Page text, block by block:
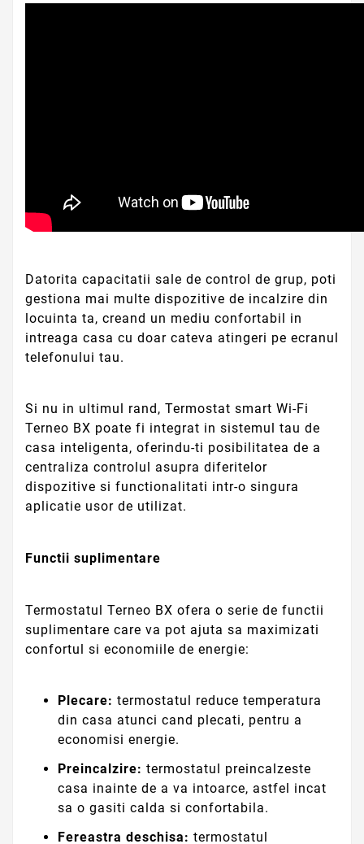
Datorita capacitatii sale de control de grup, poti
gestiona mai multe dispozitive de incalzire din
locuinta ta, creand un mediu confortabil in
intreaga casa cu doar cateva atingeri pe ecranul
telefonului tau.
Si nu in ultimul rand, Termostat smart Wi-Fi
Terneo BX poate fi integrat in sistemul tau de
casa inteligenta, oferindu-ti posibilitatea de a
centraliza controlul asupra diferitelor
dispozitive si functionalitati intr-o singura
aplicatie usor de utilizat.
Functii suplimentare
Termostatul Terneo BX ofera o serie de functii
suplimentare care va pot ajuta sa maximizati
confortul si economiile de energie:
Plecare: termostatul reduce temperatura
din casa atunci cand plecati, pentru a
economisi energie.
Preincalzire: termostatul preincalzeste
casa inainte de a va intoarce, astfel incat
sa o gasiti calda si confortabila.
Fereastra deschisa: termostatul